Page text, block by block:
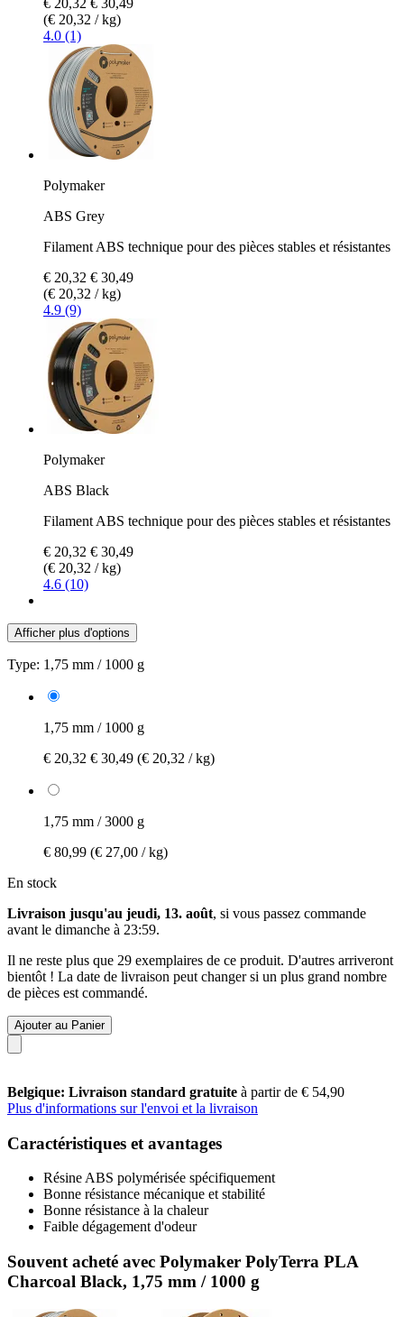
(€ 20,32 / kg)
4.0 (1)
Polymaker
ABS Grey
Filament ABS technique pour des pièces stables et résistantes
€ 20,32 € 30,49
(€ 20,32 / kg)
4.9 (9)
Polymaker
ABS Black
Filament ABS technique pour des pièces stables et résistantes
€ 20,32 € 30,49
(€ 20,32 / kg)
4.6 (10)
Afficher plus d'options
Type: 1,75 mm / 1000 g
1,75 mm / 1000 g
€ 20,32 € 30,49 (€ 20,32 / kg)
1,75 mm / 3000 g
€ 80,99 (€ 27,00 / kg)
En stock
Livraison jusqu'au jeudi, 13. août, si vous passez commande
avant le dimanche à 23:59.
Il ne reste plus que 29 exemplaires de ce produit. D'autres arriveront
bientôt ! La date de livraison peut changer si un plus grand nombre
de pièces est commandé.
Ajouter au Panier
Belgique: Livraison standard gratuite à partir de € 54,90
Plus d'informations sur l'envoi et la livraison
Caractéristiques et avantages
Résine ABS polymérisée spécifiquement
Bonne résistance mécanique et stabilité
Bonne résistance à la chaleur
Faible dégagement d'odeur
Souvent acheté avec Polymaker PolyTerra PLA
Charcoal Black, 1,75 mm / 1000 g